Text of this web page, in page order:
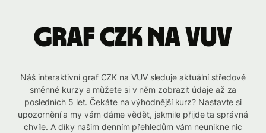
graf CZK na VUV
Náš interaktivní graf CZK na VUV sleduje aktuální středové
směnné kurzy a můžete si v něm zobrazit údaje až za
posledních 5 let. Čekáte na výhodnější kurz? Nastavte si
upozornění a my vám dáme vědět, jakmile přijde ta správná
chvíle. A díky našim denním přehledům vám neunikne nic